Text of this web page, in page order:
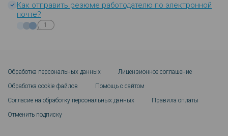
Как отправить резюме работодателю по электронной
почте?
1
Обработка персональных данных
Лицензионное соглашение
Обработка cookie файлов
Помощь с сайтом
Согласие на обработку персональных данных
Правила оплаты
Отменить подписку